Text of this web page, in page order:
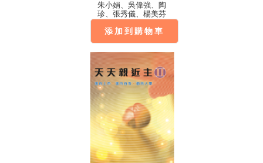
朱小娟、吳偉強、陶
珍、張秀儀、楊美芬
添加到購物車